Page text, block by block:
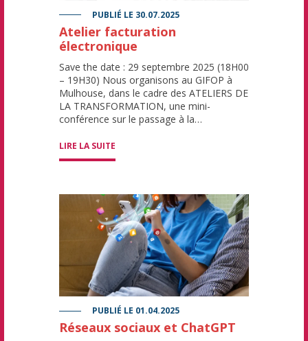
PUBLIÉ LE 30.07.2025
Atelier facturation
électronique
Save the date : 29 septembre 2025 (18H00
– 19H30) Nous organisons au GIFOP à
Mulhouse, dans le cadre des ATELIERS DE
LA TRANSFORMATION, une mini-
conférence sur le passage à la…
LIRE LA SUITE
PUBLIÉ LE 01.04.2025
Réseaux sociaux et ChatGPT